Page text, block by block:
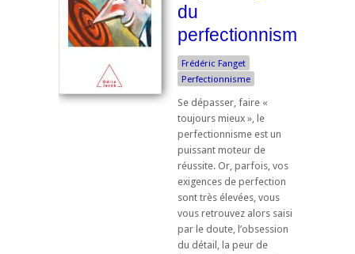
du
perfectionnisme
Frédéric Fanget
Perfectionnisme
Se dépasser, faire «
toujours mieux », le
perfectionnisme est un
puissant moteur de
réussite. Or, parfois, vos
exigences de perfection
sont très élevées, vous
vous retrouvez alors saisi
par le doute, l’obsession
du détail, la peur de